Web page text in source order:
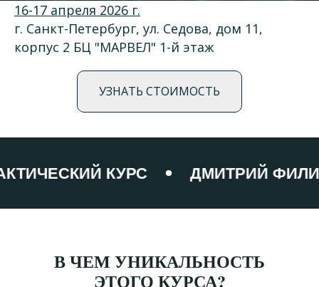
16-17 апреля 2026 г.
г. Санкт-Петербург, ул. Седова, дом 11,
корпус 2 БЦ "МАРВЕЛ" 1-й этаж
УЗНАТЬ СТОИМОСТЬ
КУРС ДМИТРИЙ ФИЛИНОВ
В ЧЕМ УНИКАЛЬНОСТЬ
ЭТОГО КУРСА?